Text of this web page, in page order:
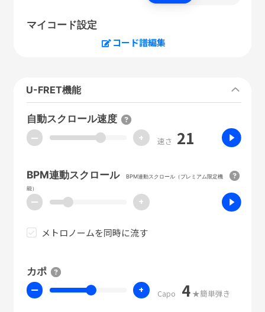
マイコード設定
コード譜編集
U-FRET機能
自動スクロール速度
ー + 速さ 21
BPM連動スクロール
BPM連動スクロール（プレミアム限定機
能）
ー +
メトロノームを同時に流す
カポ
ー + Capo 4 ★簡単弾き